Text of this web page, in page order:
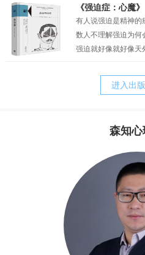
偶而已，他以为自
儡。社交恐惧症和其
俗话说“三岁看大，
和家庭因素密相关，
胆小、退缩、敏感
质，却又是父母赖
了与真实自我的持
《强迫症：心魔》
有人说强迫是精神的
数人不理解强迫为何
强迫就好像就好像天
迫只是他痛苦的表
其实，从我们生命
不满，因此为了让
补，表面上试图救
赎，反倒破坏了人
流淌，人性的释放
果，自我价值的证
己，赢得肯定和完善
进入出
森知心